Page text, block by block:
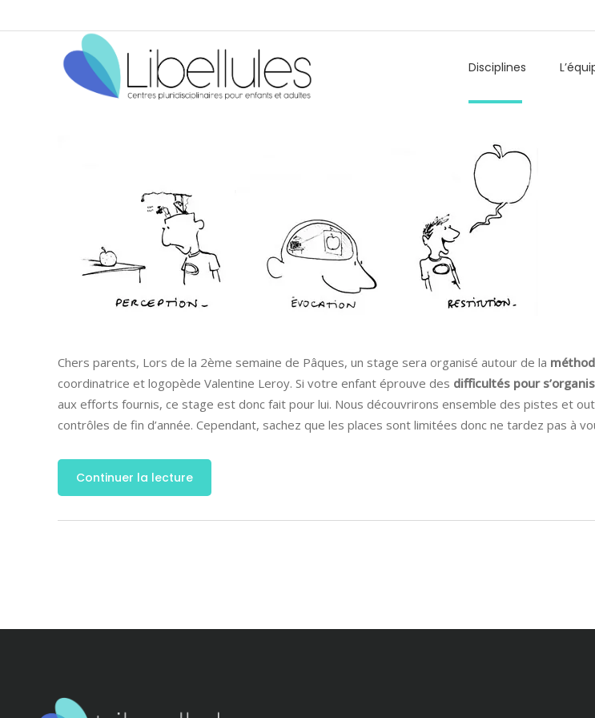
Disciplines
Chers parents, Lors de la 2ème semaine de Pâques, un stage sera organisé autour de la
coordinatrice et logopède Valentine Leroy. Si votre enfant éprouve des difficultés pour
aux efforts fournis, ce stage est donc fait pour lui. Nous découvrirons ensemble des pistes et
contrôles de fin d’année. Cependant, sachez que les places sont limitées donc ne tardez pas à
Continuer la lecture